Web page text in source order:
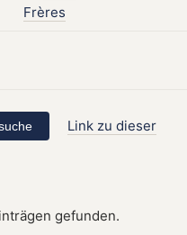
Frères
Link zu dieser
gefunden.